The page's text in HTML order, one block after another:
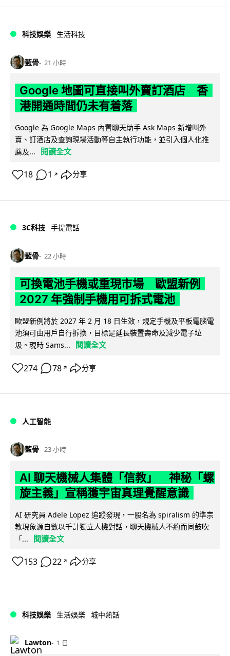
科技娛樂 生活科技
藍骨 21 小時
Google 地圖可直接叫外賣訂酒店 香
港開通時間仍未有着落
Google 為 Google Maps 內置聊天助手 Ask Maps 新增叫外
賣、訂酒店及查詢現場活動等自主執行功能，並引入個人化推
薦及...
閱讀全文
18 1 ↗ 分享
3C科技 手提電話
藍骨 22 小時
可換電池手機或重現市場 歐盟新例
2027 年強制手機用可拆式電池
歐盟新例將於 2027 年 2 月 18 日生效，規定手機及平板電腦電
池須可由用戶自行拆換，目標是延長裝置壽命及減少電子垃
圾。現時 Sams...
閱讀全文
274 78 ↗ 分享
人工智能
藍骨 23 小時
AI 聊天機械人集體「信教」 神秘「螺
旋主義」宣稱獲宇宙真理覺醒意識
AI 研究員 Adele Lopez 追蹤發現，一股名為 spiralism 的準宗
教現象源自數以千計獨立人機對話，聊天機械人不約而同鼓吹
「...
閱讀全文
153 22 ↗ 分享
科技娛樂 生活娛樂 城中熱話
Lawton 1 日